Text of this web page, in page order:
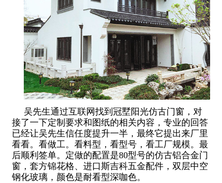
吴先生通过互联网找到冠墅阳光仿古门窗，对
接了一下定制要求和图纸的相关内容，专业的回答
已经让吴先生信任度提升一半，最终它提出来厂里
看看。看做工。看料型，看型号，看工厂规模。最
后顺利签单。定做的配置是80型号的仿古铝合金门
窗，套方锦花格、进口斯吉科五金配件，双层中空
钢化玻璃，颜色是耐看型深咖色。